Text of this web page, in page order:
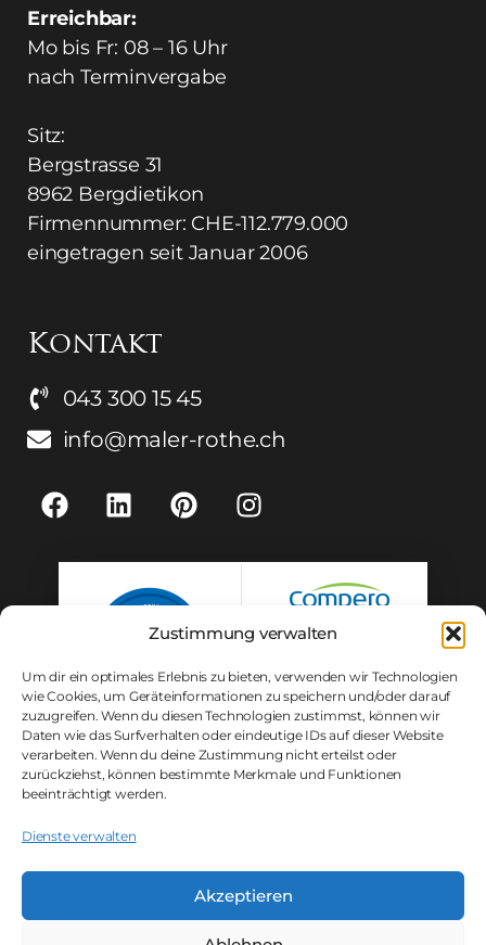
Zustimmung verwalten
Um dir ein optimales Erlebnis zu bieten, verwenden wir Technologien
wie Cookies, um Geräteinformationen zu speichern und/oder darauf
zuzugreifen. Wenn du diesen Technologien zustimmst, können wir
Daten wie das Surfverhalten oder eindeutige IDs auf dieser Website
verarbeiten. Wenn du deine Zustimmung nicht erteilst oder
zurückziehst, können bestimmte Merkmale und Funktionen
beeinträchtigt werden.
Dienste verwalten
Akzeptieren
Erreichbar:
Mo bis Fr: 08 – 16 Uhr
nach Terminvergabe
​Sitz:
Bergstrasse 31
8962 Bergdietikon
Firmennummer: CHE-112.779.000
eingetragen seit Januar 2006
Kontakt
043 300 15 45
info@maler-rothe.ch
Rechtliches
Datenschutz